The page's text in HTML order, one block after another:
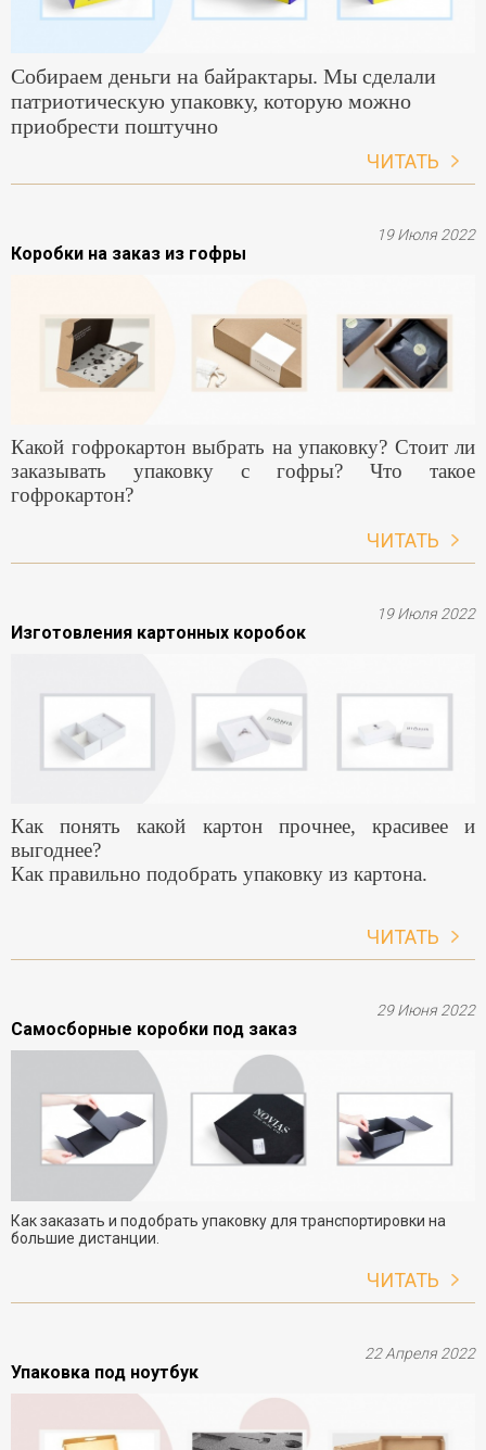
Собираем деньги на байрактары. Мы сделали
патриотическую упаковку, которую можно
приобрести поштучно
ЧИТАТЬ
Коробки на заказ из гофры
19 Июля 2022
Какой гофрокартон выбрать на упаковку? Стоит ли
заказывать упаковку с гофры? Что такое
гофрокартон?
ЧИТАТЬ
Изготовления картонных коробок
19 Июля 2022
Как понять какой картон прочнее, красивее и
выгоднее?
Как правильно подобрать упаковку из картона.
ЧИТАТЬ
Самосборные коробки под заказ
29 Июня 2022
Как заказать и подобрать упаковку для транспортировки на
большие дистанции.
ЧИТАТЬ
Упаковка под ноутбук
22 Апреля 2022